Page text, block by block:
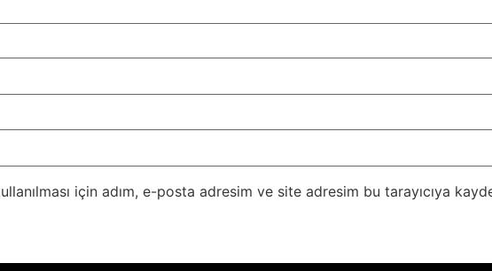
için adım, e-posta adresim ve site adresim bu tarayıcıya